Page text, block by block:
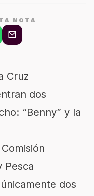
NOTA
Cruz
dos
“Benny” y la
Pesca
dos